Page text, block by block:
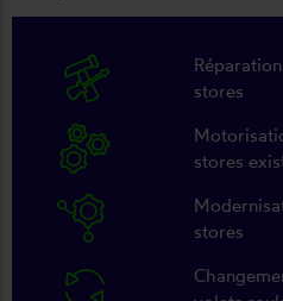
stores
stores
stores